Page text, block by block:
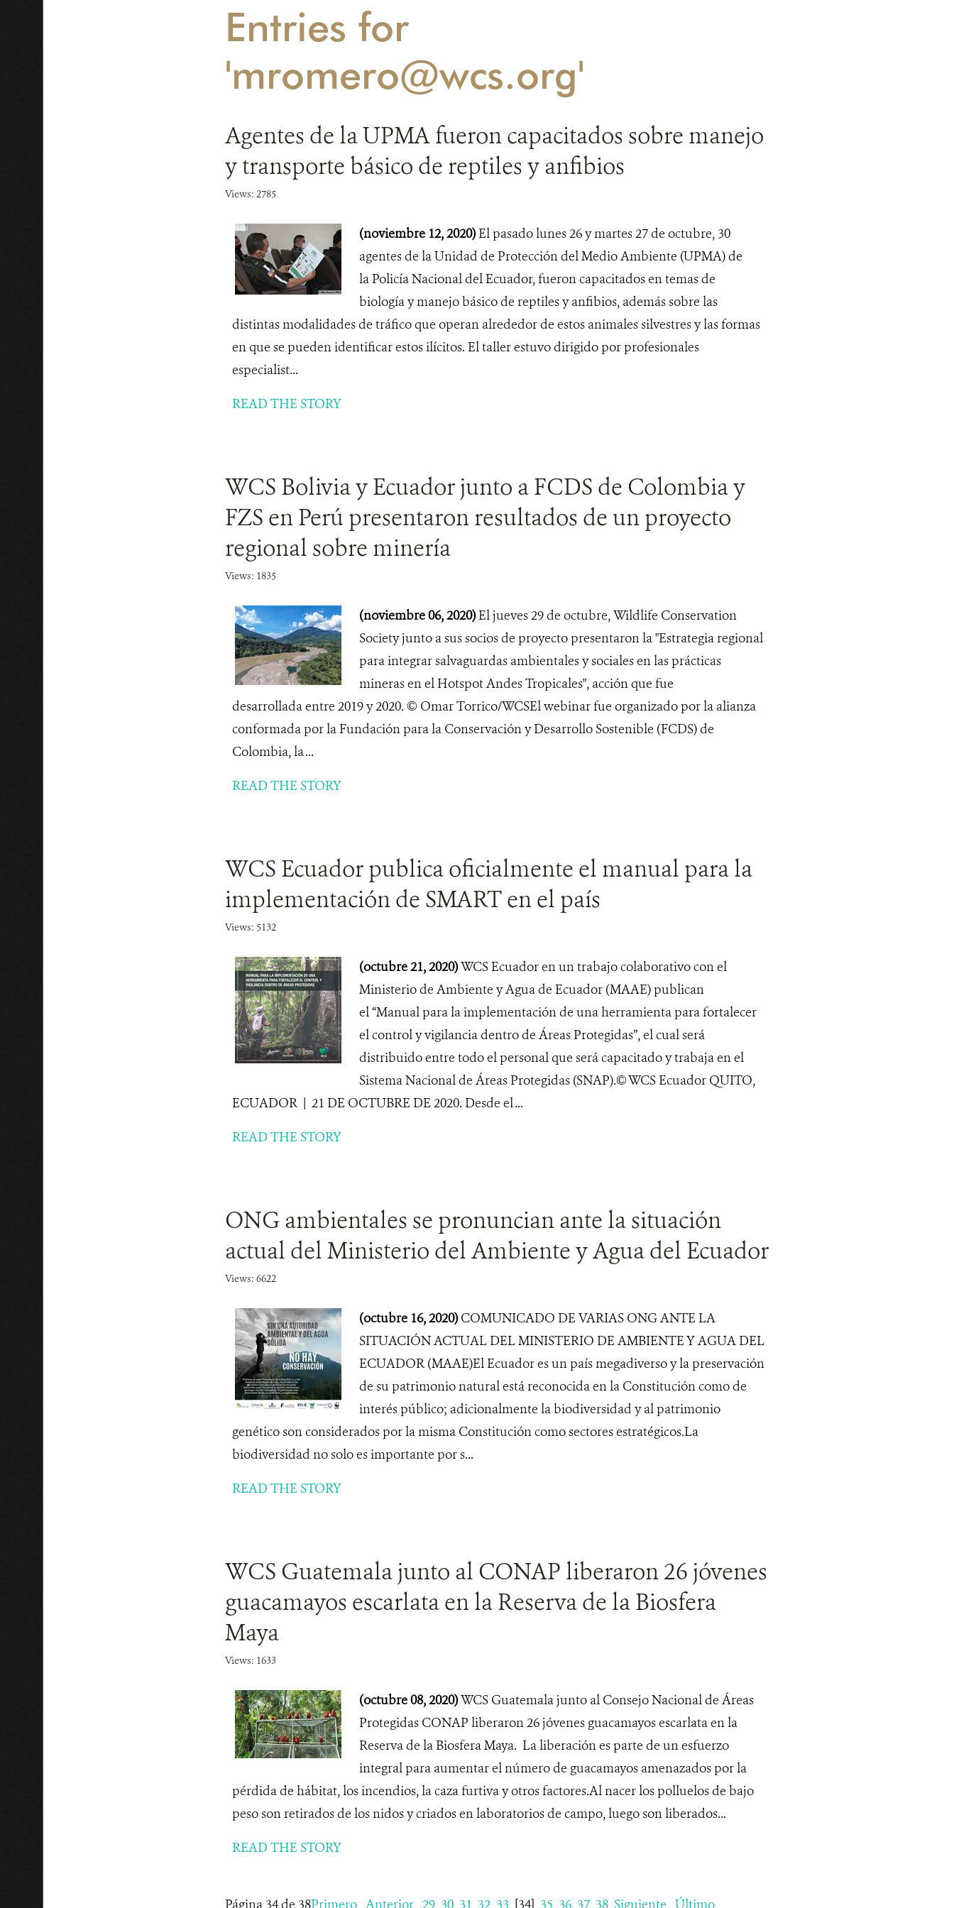
Entries for
'mromero@wcs.org'
Agentes de la UPMA fueron capacitados sobre manejo
y transporte básico de reptiles y anfibios
Views: 2785
(noviembre 12, 2020)El pasado lunes 26 y martes 27 de octubre, 30
agentes de la Unidad de Protección del Medio Ambiente (UPMA) de
la Policía Nacional del Ecuador, fueron capacitados en temas de
biología y manejo básico de reptiles y anfibios, además sobre las
distintas modalidades de tráfico que operan alrededor de estos animales silvestres y las formas
en que se pueden identificar estos ilícitos. El taller estuvo dirigido por profesionales
especialist...
READ THE STORY
WCS Bolivia y Ecuador junto a FCDS de Colombia y
FZS en Perú presentaron resultados de un proyecto
regional sobre minería
Views: 1835
(noviembre 06, 2020)El jueves 29 de octubre, Wildlife Conservation
Society junto a sus socios de proyecto presentaron la "Estrategia regional
para integrar salvaguardas ambientales y sociales en las prácticas
mineras en el Hotspot Andes Tropicales", acción que fue
desarrollada entre 2019 y 2020. © Omar Torrico/WCSEl webinar fue organizado por la alianza
conformada por la Fundación para la Conservación y Desarrollo Sostenible (FCDS) de
Colombia, la ...
READ THE STORY
WCS Ecuador publica oficialmente el manual para la
implementación de SMART en el país
Views: 5132
(octubre 21, 2020)WCS Ecuador en un trabajo colaborativo con el
Ministerio de Ambiente y Agua de Ecuador (MAAE) publican
el “Manual para la implementación de una herramienta para fortalecer
el control y vigilancia dentro de Áreas Protegidas”, el cual será
distribuido entre todo el personal que será capacitado y trabaja en el
Sistema Nacional de Áreas Protegidas (SNAP).© WCS Ecuador QUITO,
ECUADOR | 21 DE OCTUBRE DE 2020. Desde el ...
READ THE STORY
ONG ambientales se pronuncian ante la situación
actual del Ministerio del Ambiente y Agua del Ecuador
Views: 6622
(octubre 16, 2020)COMUNICADO DE VARIAS ONG ANTE LA
SITUACIÓN ACTUAL DEL MINISTERIO DE AMBIENTE Y AGUA DEL
ECUADOR (MAAE)El Ecuador es un país megadiverso y la preservación
de su patrimonio natural está reconocida en la Constitución como de
interés público; adicionalmente la biodiversidad y al patrimonio
genético son considerados por la misma Constitución como sectores estratégicos.La
biodiversidad no solo es importante por s...
READ THE STORY
WCS Guatemala junto al CONAP liberaron 26 jóvenes
guacamayos escarlata en la Reserva de la Biosfera
Maya
Views: 1633
(octubre 08, 2020)WCS Guatemala junto al Consejo Nacional de Áreas
Protegidas CONAP liberaron 26 jóvenes guacamayos escarlata en la
Reserva de la Biosfera Maya. La liberación es parte de un esfuerzo
integral para aumentar el número de guacamayos amenazados por la
pérdida de hábitat, los incendios, la caza furtiva y otros factores.Al nacer los polluelos de bajo
peso son retirados de los nidos y criados en laboratorios de campo, luego son liberados...
READ THE STORY
Página 34 de 38Primero Anterior 29 30 31 32 33 [34] 35 36 37 38 Siguiente Último